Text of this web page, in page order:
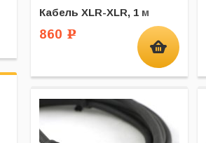
Кабель XLR-XLR, 1 м
860 Р